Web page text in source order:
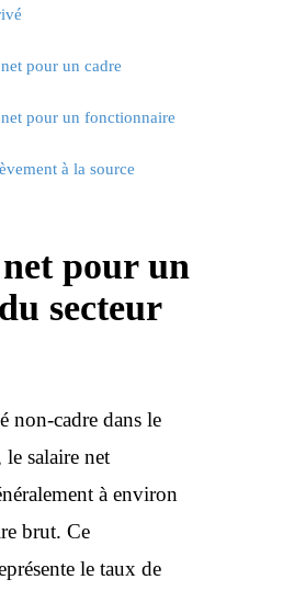
pour un cadre
net pour un fonctionnaire
à la source
pour un
secteur
non-cadre dans le
le salaire net
à environ
brut. Ce
le taux de